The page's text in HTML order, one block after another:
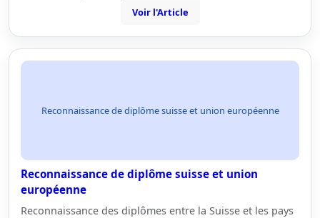
Voir l'Article
Reconnaissance de diplôme suisse et union européenne
Reconnaissance de diplôme suisse et union
européenne
Reconnaissance des diplômes entre la Suisse et les pays